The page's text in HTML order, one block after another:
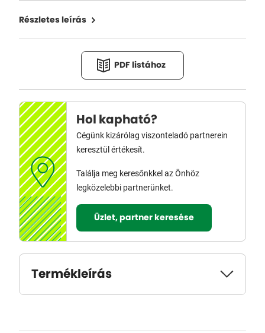
Részletes leírás
PDF listához
Hol kapható?
Cégünk kizárólag viszonteladó partnerein
keresztül értékesít.
Találja meg keresőnkkel az Önhöz
legközelebbi partnerünket.
Üzlet, partner keresése
Termékleírás